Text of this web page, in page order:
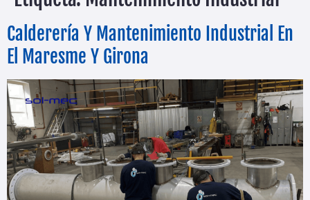
Calderería Y Mantenimiento Industrial En
El Maresme Y Girona